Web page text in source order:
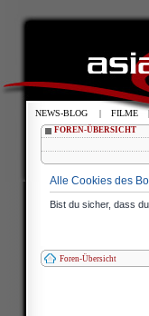
FOREN-ÜBERSICHT
Alle Cookies des
Bist du sicher, dass
Foren-Übersicht
NEWS-BLOG | FILME |